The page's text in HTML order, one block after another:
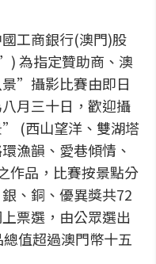
工商銀行(澳門)股
為指定贊助商、澳
”攝影比賽由即日
月三十日，歡迎攝
(西山望洋、雙湖塔
漁韻、愛巷傾情、
作品，比賽按景點分
、銅、優異獎共72
票選，由公眾選出
值超過澳門幣十五